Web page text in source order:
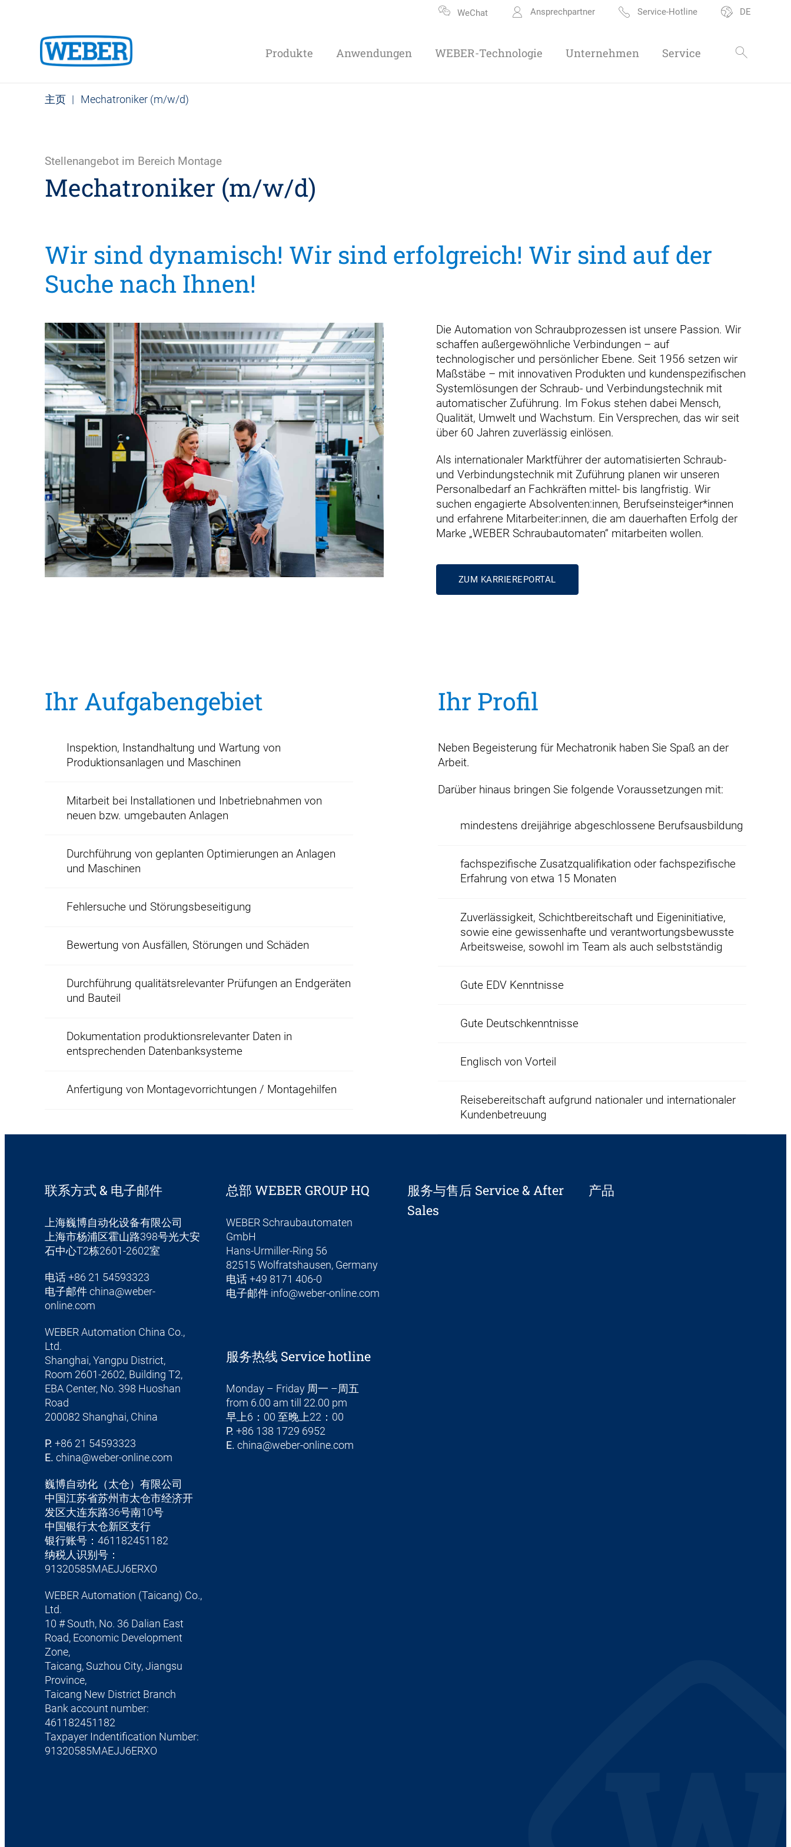
WeChat Ansprechpartner Service-Hotline DE
Produkte Anwendungen WEBER-Technologie Unternehmen Service
主页 | Mechatroniker (m/w/d)
Stellenangebot im Bereich Montage
Mechatroniker (m/w/d)
Wir sind dynamisch! Wir sind erfolgreich! Wir sind auf der
Suche nach Ihnen!
Die Automation von Schraubprozessen ist unsere Passion. Wir
schaffen außergewöhnliche Verbindungen – auf
technologischer und persönlicher Ebene. Seit 1956 setzen wir
Maßstäbe – mit innovativen Produkten und kundenspezifischen
Systemlösungen der Schraub- und Verbindungstechnik mit
automatischer Zuführung. Im Fokus stehen dabei Mensch,
Qualität, Umwelt und Wachstum. Ein Versprechen, das wir seit
über 60 Jahren zuverlässig einlösen.
Als internationaler Marktführer der automatisierten Schraub-
und Verbindungstechnik mit Zuführung planen wir unseren
Personalbedarf an Fachkräften mittel- bis langfristig. Wir
suchen engagierte Absolventen:innen, Berufseinsteiger*innen
und erfahrene Mitarbeiter:innen, die am dauerhaften Erfolg der
Marke „WEBER Schraubautomaten“ mitarbeiten wollen.
ZUM KARRIEREPORTAL
Ihr Aufgabengebiet
Inspektion, Instandhaltung und Wartung von
Produktionsanlagen und Maschinen
Mitarbeit bei Installationen und Inbetriebnahmen von
neuen bzw. umgebauten Anlagen
Durchführung von geplanten Optimierungen an Anlagen
und Maschinen
Fehlersuche und Störungsbeseitigung
Bewertung von Ausfällen, Störungen und Schäden
Durchführung qualitätsrelevanter Prüfungen an Endgeräten
und Bauteil
Dokumentation produktionsrelevanter Daten in
entsprechenden Datenbanksysteme
Anfertigung von Montagevorrichtungen / Montagehilfen
Ihr Profil
Neben Begeisterung für Mechatronik haben Sie Spaß an der
Arbeit.
Darüber hinaus bringen Sie folgende Voraussetzungen mit:
mindestens dreijährige abgeschlossene Berufsausbildung
fachspezifische Zusatzqualifikation oder fachspezifische
Erfahrung von etwa 15 Monaten
Zuverlässigkeit, Schichtbereitschaft und Eigeninitiative,
sowie eine gewissenhafte und verantwortungsbewusste
Arbeitsweise, sowohl im Team als auch selbstständig
Gute EDV Kenntnisse
Gute Deutschkenntnisse
Englisch von Vorteil
Reisebereitschaft aufgrund nationaler und internationaler
Kundenbetreuung
联系方式 & 电子邮件
上海巍博自动化设备有限公司
上海市杨浦区霍山路398号光大安
石中心T2栋2601-2602室
电话 +86 21 54593323
电子邮件 china@weber-
online.com
WEBER Automation China Co.,
Ltd.
Shanghai, Yangpu District,
Room 2601-2602, Building T2,
EBA Center, No. 398 Huoshan
Road
200082 Shanghai, China
P. +86 21 54593323
E. china@weber-online.com
巍博自动化（太仓）有限公司
中国江苏省苏州市太仓市经济开
发区大连东路36号南10号
中国银行太仓新区支行
银行账号：461182451182
纳税人识别号：
91320585MAEJJ6ERXO
WEBER Automation (Taicang) Co.,
Ltd.
10 # South, No. 36 Dalian East
Road, Economic Development
Zone,
Taicang, Suzhou City, Jiangsu
Province,
Taicang New District Branch
Bank account number:
461182451182
Taxpayer Indentification Number:
91320585MAEJJ6ERXO
总部 WEBER GROUP HQ
WEBER Schraubautomaten
GmbH
Hans-Urmiller-Ring 56
82515 Wolfratshausen, Germany
电话 +49 8171 406-0
电子邮件 info@weber-online.com
服务热线 Service hotline
Monday – Friday 周一 –周五
from 6.00 am till 22.00 pm
早上6：00 至晚上22：00
P. +86 138 1729 6952
E. china@weber-online.com
服务与售后 Service & After
Sales
产品